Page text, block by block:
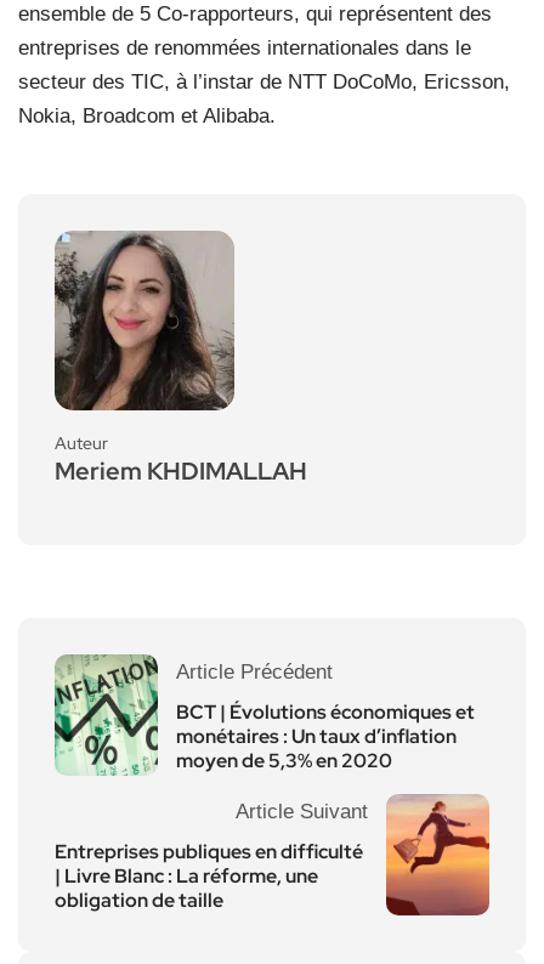
ensemble de 5 Co-rapporteurs, qui représentent des
entreprises de renommées internationales dans le
secteur des TIC, à l’instar de NTT DoCoMo, Ericsson,
Nokia, Broadcom et Alibaba.
Auteur
Meriem KHDIMALLAH
Article Précédent
BCT | Évolutions économiques et
monétaires : Un taux d’inflation
moyen de 5,3% en 2020
Article Suivant
Entreprises publiques en difficulté
| Livre Blanc : La réforme, une
obligation de taille